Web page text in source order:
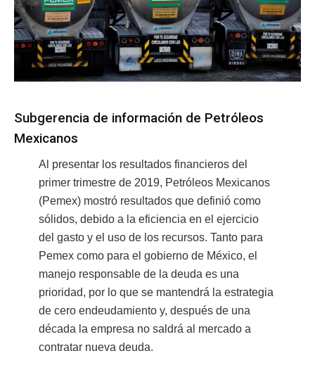
Subgerencia de información de Petróleos
Mexicanos
Al presentar los resultados financieros del
primer trimestre de 2019, Petróleos Mexicanos
(Pemex) mostró resultados que definió como
sólidos, debido a la eficiencia en el ejercicio
del gasto y el uso de los recursos. Tanto para
Pemex como para el gobierno de México, el
manejo responsable de la deuda es una
prioridad, por lo que se mantendrá la estrategia
de cero endeudamiento y, después de una
década la empresa no saldrá al mercado a
contratar nueva deuda.